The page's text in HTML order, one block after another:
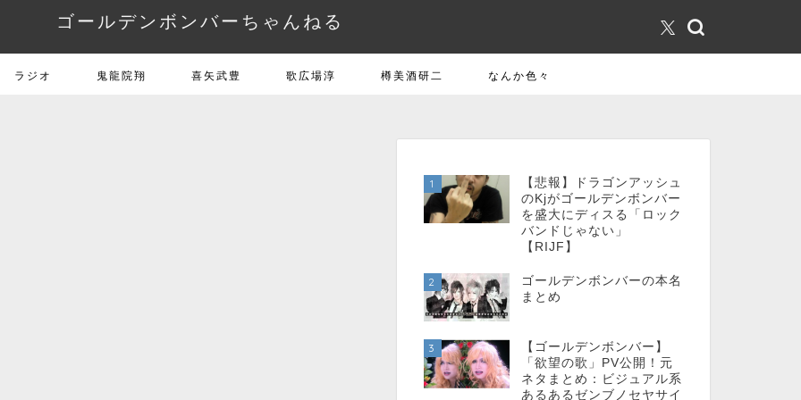
ゴールデンボンバーちゃんねる
ラジオ 鬼龍院翔 喜矢武豊 歌広場淳 樽美酒研二 なんか色々
1
【悲報】ドラゴンアッシュ
のKjがゴールデンボンバー
を盛大にディスる「ロック
バンドじゃない」
【RIJF】
2
ゴールデンボンバーの本名
まとめ
3
【ゴールデンボンバー】
「欲望の歌」PV公開！元
ネタまとめ：ビジュアル系
あるあるゼンブノセヤサイ